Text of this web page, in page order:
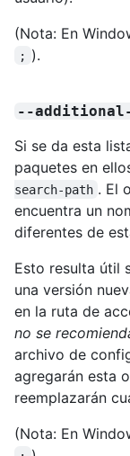
(Nota: En
; ).
--
Si se da esta
paquetes en
search-path . El
encuentra un
diferentes de
Esto resulta útil
una versión
en la ruta de
no se
archivo de
agregarán esta
reemplazarán
(Nota: En